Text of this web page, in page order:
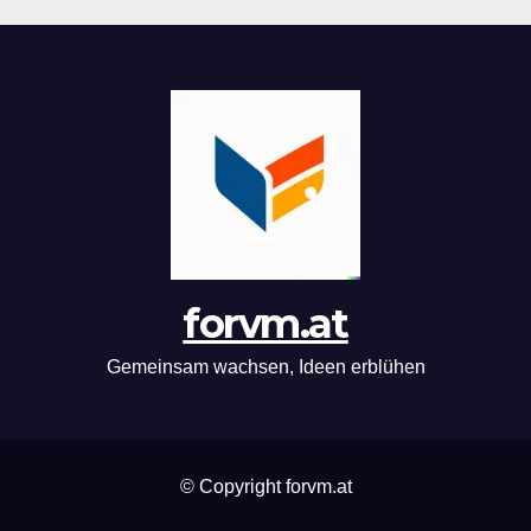
forvm.at
Gemeinsam wachsen, Ideen erblühen
© Copyright forvm.at